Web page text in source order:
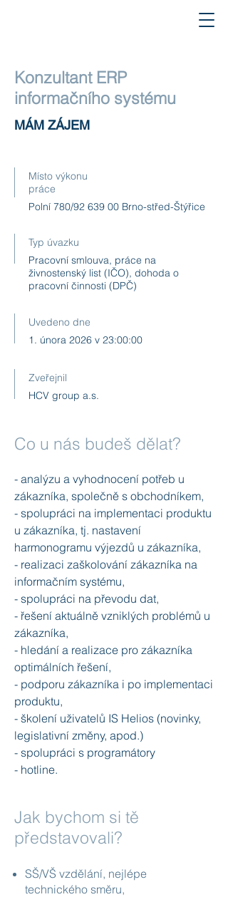
Konzultant ERP
informačního systému
MÁM ZÁJEM
Místo výkonu
práce
Polní 780/92 639 00 Brno-střed-Štýřice
Typ úvazku
Pracovní smlouva, práce na
živnostenský list (IČO), dohoda o
pracovní činnosti (DPČ)
Uvedeno dne
1. února 2026 v 23:00:00
Zveřejnil
HCV group a.s.
Co u nás budeš dělat?
- analýzu a vyhodnocení potřeb u
zákazníka, společně s obchodníkem,
- spolupráci na implementaci produktu
u zákazníka, tj. nastavení
harmonogramu výjezdů u zákazníka,
- realizaci zaškolování zákazníka na
informačním systému,
- spolupráci na převodu dat,
- řešení aktuálně vzniklých problémů u
zákazníka,
- hledání a realizace pro zákazníka
optimálních řešení,
- podporu zákazníka i po implementaci
produktu,
- školení uživatelů IS Helios (novinky,
legislativní změny, apod.)
- spolupráci s programátory
- hotline.
Jak bychom si tě
představovali?
SŠ/VŠ vzdělání, nejlépe
technického směru,